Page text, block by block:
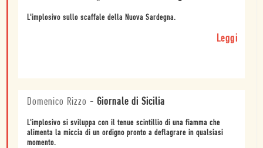
L'implosivo sullo scaffale della Nuova Sardegna.
Leggi
Domenico Rizzo - Giornale di Sicilia
L'implosivo si sviluppa con il tenue scintillio di una fiamma che
alimenta la miccia di un ordigno pronto a deflagrare in qualsiasi
momento.